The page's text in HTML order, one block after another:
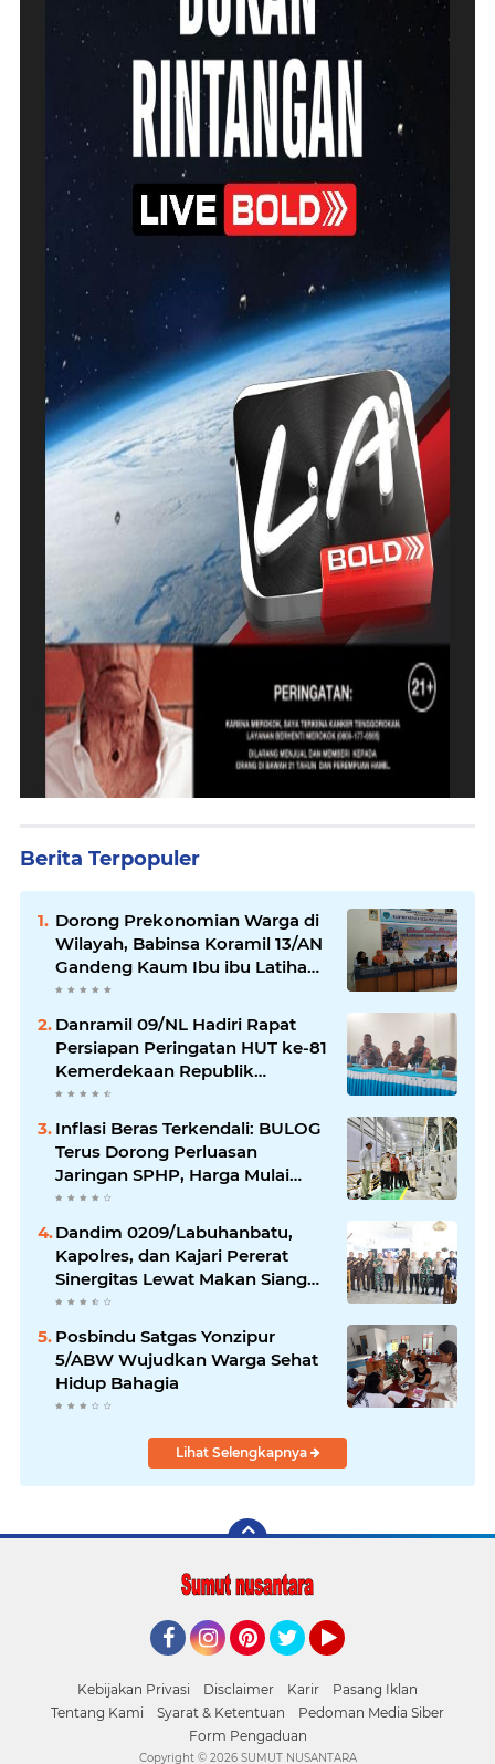
Berita Terpopuler
Dorong Prekonomian Warga di
Wilayah, Babinsa Koramil 13/AN
Gandeng Kaum Ibu ibu Latihan
Jahit Menjahit
Danramil 09/NL Hadiri Rapat
Persiapan Peringatan HUT ke-81
Kemerdekaan Republik
Indonesia
Inflasi Beras Terkendali: BULOG
Terus Dorong Perluasan
Jaringan SPHP, Harga Mulai
Turun di Ratusan Daerah
Dandim 0209/Labuhanbatu,
Kapolres, dan Kajari Pererat
Sinergitas Lewat Makan Siang
Bersama
Posbindu Satgas Yonzipur
5/ABW Wujudkan Warga Sehat
Hidup Bahagia
Lihat Selengkapnya
Kebijakan Privasi Disclaimer Karir
Pasang Iklan
Tentang Kami
Syarat & Ketentuan
Pedoman Media Siber
Form Pengaduan
Copyright © 2026 SUMUT NUSANTARA